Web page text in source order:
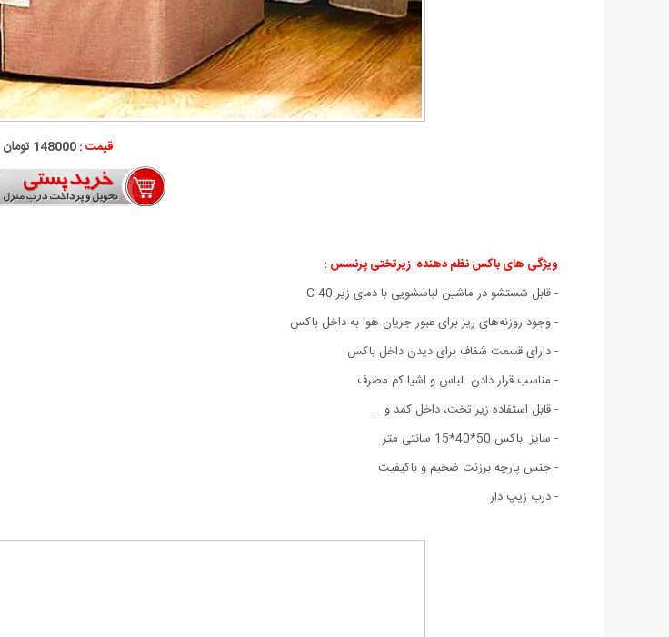
قیمت :148000 تومان
ویژگی های باکس نظم دهنده زیرتختی پرنسس :
- قابل شستشو در ماشین لباسشویی با دمای زیر 40 C
- وجود روزنه‌های ریز برای عبور جریان هوا به داخل باکس
-دارای قسمت شفاف برای دیدن داخل باکس
- مناسب قرار دادن لباس‌ و اشیا کم مصرف
- قابل استفاده زیر تخت، داخل کمد و ...
- سایز باکس 50*40*15 سانتی متر
- جنس پارچه برزنت ضخیم و باکیفیت
- درب زیپ دار